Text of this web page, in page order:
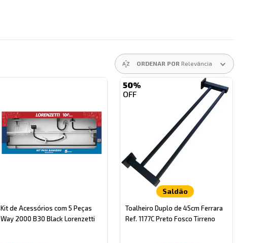
ORDENAR POR Relevância
Kit de Acessórios com 5 Peças
Way 2000 B30 Black Lorenzetti
50%
Saldão
Toalheiro Duplo de 45cm Ferrara
Ref. 1177C Preto Fosco Tirreno